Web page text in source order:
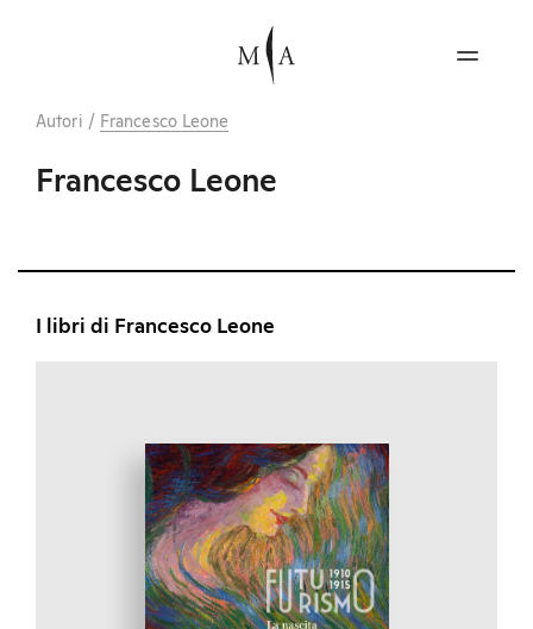
Autori / Francesco Leone
Francesco Leone
I libri di Francesco Leone